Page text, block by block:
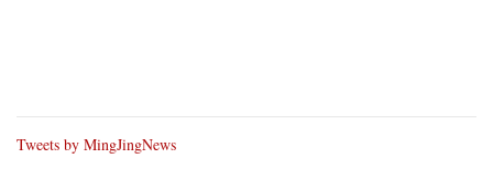
Tweets by MingJingNews